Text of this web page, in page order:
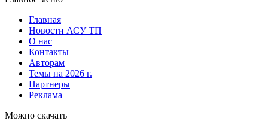
Главная
Новости АСУ ТП
О нас
Контакты
Авторам
Темы на 2026 г.
Партнеры
Реклама
Можно скачать